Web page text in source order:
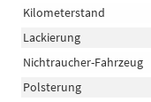
Kilometerstand
Lackierung
Nichtraucher-Fahrzeug
Polsterung